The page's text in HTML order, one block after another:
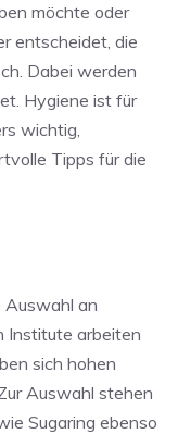
möchte oder
entscheidet, die
Dabei werden
Hygiene ist für
wichtig,
Tipps für die
Auswahl an
Institute arbeiten
sich hohen
Auswahl stehen
Sugaring ebenso